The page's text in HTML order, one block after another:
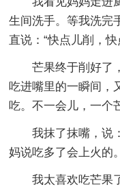
生间洗手。等我洗完
直说：“快点儿削，快
芒果终于削好了
吃进嘴里的一瞬间，
吃。不一会儿，一个
我抹了抹嘴，说
妈说吃多了会上火的
我太喜欢吃芒果